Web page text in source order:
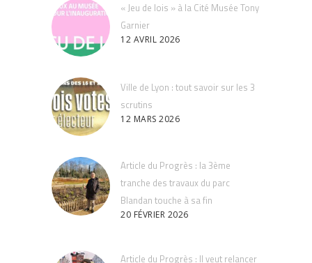
« Jeu de lois » à la Cité Musée Tony
Garnier
12 AVRIL 2026
Ville de Lyon : tout savoir sur les 3
scrutins
12 MARS 2026
Article du Progrès : la 3ème
tranche des travaux du parc
Blandan touche à sa fin
20 FÉVRIER 2026
Article du Progrès : Il veut relancer